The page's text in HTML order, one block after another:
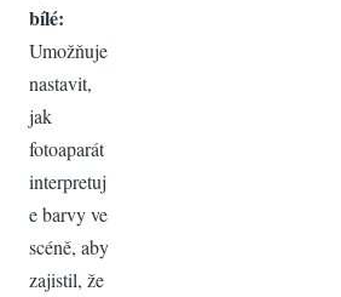
bílé:
Umožňuje
nastavit,
jak
fotoaparát
interpretuj
e barvy ve
scéně, aby
zajistil, že